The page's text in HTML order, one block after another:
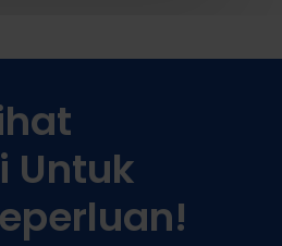
Untuk